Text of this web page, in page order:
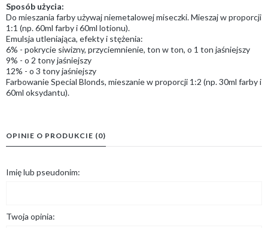
Sposób użycia:
Do mieszania farby używaj niemetalowej miseczki. Mieszaj w proporcji
1:1 (np. 60ml farby i 60ml lotionu).
Emulsja utleniająca, efekty i stężenia:
6% - pokrycie siwizny, przyciemnienie, ton w ton, o 1 ton jaśniejszy
9% - o 2 tony jaśniejszy
12% - o 3 tony jaśniejszy
Farbowanie Special Blonds, mieszanie w proporcji 1:2 (np. 30ml farby i
60ml oksydantu).
OPINIE O PRODUKCIE (0)
Imię lub pseudonim:
Twoja opinia: